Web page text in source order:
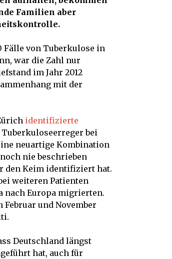
Familien aber
Fälle von Tuberkulose in
war die Zahl nur
im Jahr 2012
mit der
identifizierte
bei
neuartige Kombination
nie beschrieben
den Keim identifiziert hat.
weiteren Patienten
nach Europa migrierten.
und November
Deutschland längst
hat, auch für